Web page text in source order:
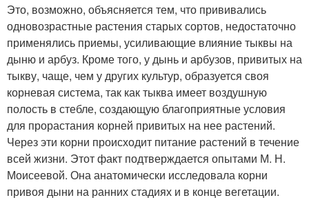
Это, возможно, объясняется тем, что прививались
одновозрастные растения старых сортов, недостаточно
применялись приемы, усиливающие влияние тыквы на
дыню и арбуз. Кроме того, у дынь и арбузов, привитых на
тыкву, чаще, чем у других культур, образуется своя
корневая система, так как тыква имеет воздушную
полость в стебле, создающую благоприятные условия
для прорастания корней привитых на нее растений.
Через эти корни происходит питание растений в течение
всей жизни. Этот факт подтверждается опытами М. Н.
Моисеевой. Она анатомически исследовала корни
привоя дыни на ранних стадиях и в конце вегетации.